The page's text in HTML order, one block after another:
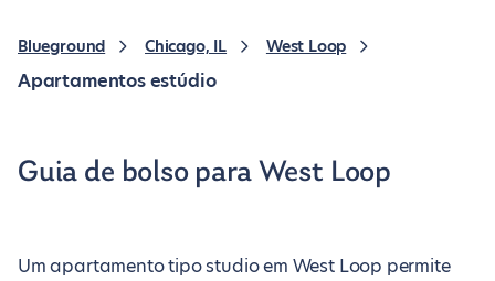
Blueground Chicago, IL West Loop
Apartamentos estúdio
Guia de bolso para West Loop
Um apartamento tipo studio em West Loop permite